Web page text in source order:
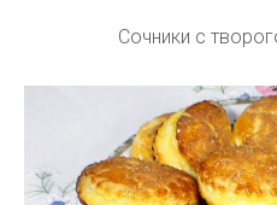
Сочники с